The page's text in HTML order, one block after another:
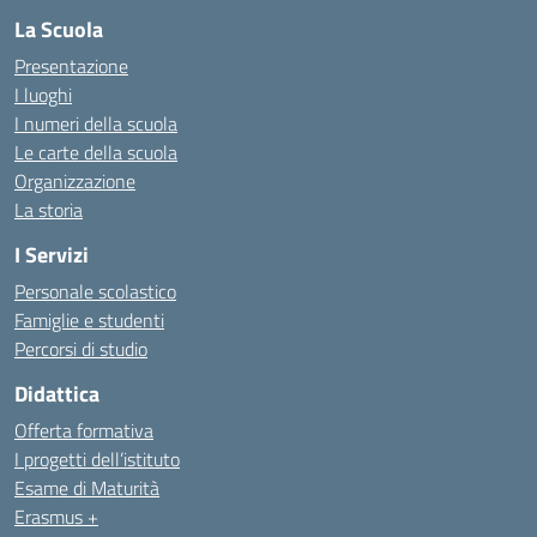
La Scuola
Presentazione
I luoghi
I numeri della scuola
Le carte della scuola
Organizzazione
La storia
I Servizi
Personale scolastico
Famiglie e studenti
Percorsi di studio
Didattica
Offerta formativa
I progetti dell’istituto
Esame di Maturità
Erasmus +